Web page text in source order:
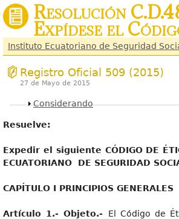
Resolución
Expídese el
Instituto Ecuatoriano de Seguridad
Registro Oficial 509 (2015)
27 de Mayo de 2015
Mostrar
Considerando
Resuelve:
Expedir el siguiente CÓDIGO DE
ECUATORIANO DE SEGURIDAD
CAPÍTULO I PRINCIPIOS GENERALES
Artículo 1.- Objeto.- El Código de